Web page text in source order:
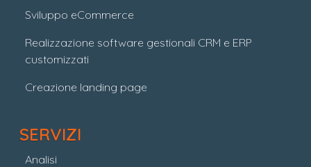
Sviluppo eCommerce
Realizzazione software gestionali CRM e ERP
customizzati
Creazione landing page
SERVIZI
Analisi